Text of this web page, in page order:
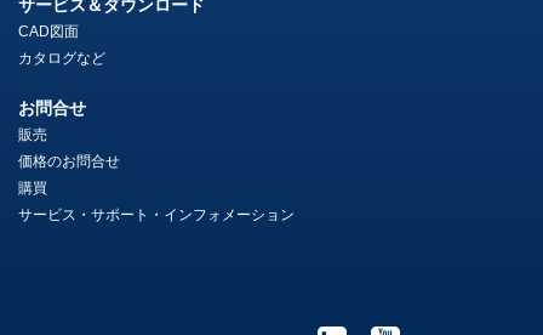
サービス＆ダウンロード
CAD図面
カタログなど
お問合せ
販売
価格のお問合せ
購買
サービス・サポート・インフォメーション